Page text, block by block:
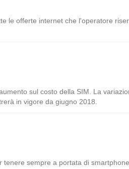
le offerte internet che l'operatore
sul costo della SIM. La
in vigore da giugno 2018.
sempre a portata di